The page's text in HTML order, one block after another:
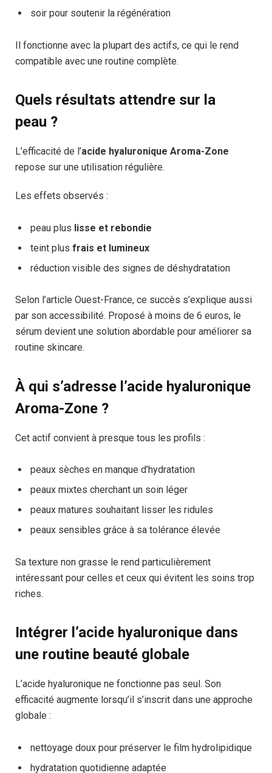
soir pour soutenir la régénération
Il fonctionne avec la plupart des actifs, ce qui le rend
compatible avec une routine complète.
Quels résultats attendre sur la
peau ?
L’efficacité de l’acide hyaluronique Aroma-Zone
repose sur une utilisation régulière.
Les effets observés :
peau plus lisse et rebondie
teint plus frais et lumineux
réduction visible des signes de déshydratation
Selon l’article Ouest-France, ce succès s’explique aussi
par son accessibilité. Proposé à moins de 6 euros, le
sérum devient une solution abordable pour améliorer sa
routine skincare.
À qui s’adresse l’acide hyaluronique
Aroma-Zone ?
Cet actif convient à presque tous les profils :
peaux sèches en manque d’hydratation
peaux mixtes cherchant un soin léger
peaux matures souhaitant lisser les ridules
peaux sensibles grâce à sa tolérance élevée
Sa texture non grasse le rend particulièrement
intéressant pour celles et ceux qui évitent les soins trop
riches.
Intégrer l’acide hyaluronique dans
une routine beauté globale
L’acide hyaluronique ne fonctionne pas seul. Son
efficacité augmente lorsqu’il s’inscrit dans une approche
globale :
nettoyage doux pour préserver le film hydrolipidique
hydratation quotidienne adaptée